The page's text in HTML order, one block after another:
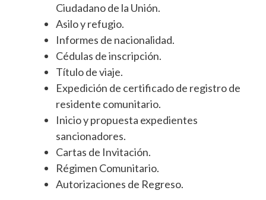
Ciudadano de la Unión.
Asilo y refugio.
Informes de nacionalidad.
Cédulas de inscripción.
Título de viaje.
Expedición de certificado de registro de
residente comunitario.
Inicio y propuesta expedientes
sancionadores.
Cartas de Invitación.
Régimen Comunitario.
Autorizaciones de Regreso.